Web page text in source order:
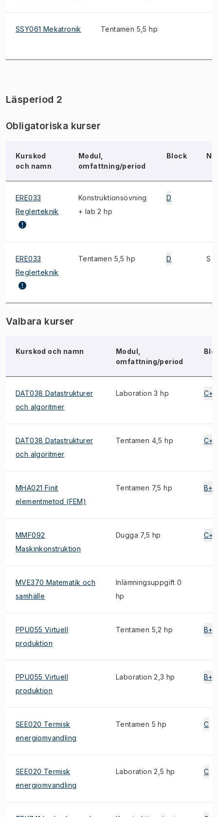
SSY061 Mekatronik Tentamen 5,5 hp
Läsperiod 2
Obligatoriska kurser
Kurskod
och namn
Modul,
omfattning/period
Block
ERE033
Reglerteknik
Konstruktionsövning
+ lab 2 hp
D
ERE033
Reglerteknik
Tentamen 5,5 hp D S
Valbara kurser
Kurskod och namn
Modul,
omfattning/period
DAT038 Datastrukturer
och algoritmer
Laboration 3 hp C+
DAT038 Datastrukturer
och algoritmer
Tentamen 4,5 hp C+
MHA021 Finit
elementmetod (FEM)
Tentamen 7,5 hp B+
MMF092
Maskinkonstruktion
Dugga 7,5 hp C+
MVE370 Matematik och
samhälle
Inlämningsuppgift 0
hp
PPU055 Virtuell
produktion
Tentamen 5,2 hp B+
PPU055 Virtuell
produktion
Laboration 2,3 hp B+
SEE020 Termisk
energiomvandling
Tentamen 5 hp C
SEE020 Termisk
energiomvandling
Laboration 2,5 hp C